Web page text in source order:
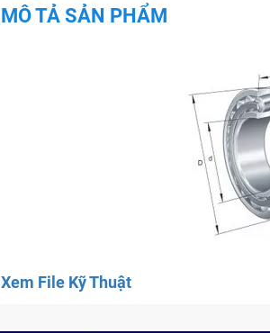
MÔ TẢ SẢN PHẨM
Xem File Kỹ Thuật